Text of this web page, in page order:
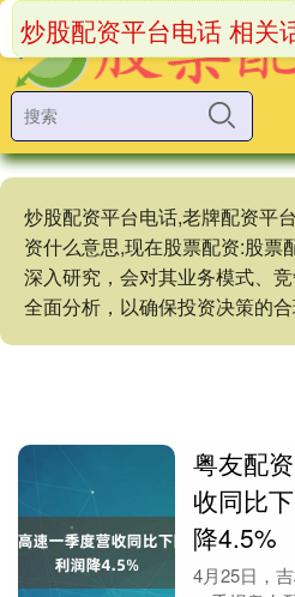
炒股配资平台电话,老牌配资平
资什么意思,现在股票配资:股票
深入研究，会对其业务模式、
全面分析，以确保投资决策的合
炒股配资平台电话 相关
粤友配
收同比
降4.5%
4月25日，